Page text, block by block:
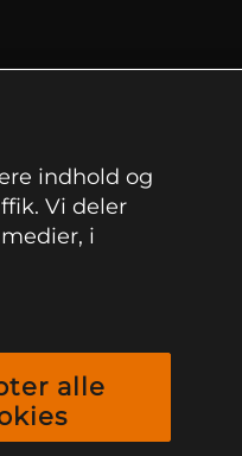
indhold og
Vi deler
i
alle